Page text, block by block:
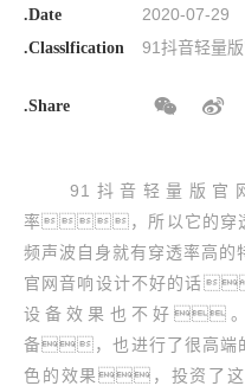
.Date 2020-07-29
.Classlfication 91抖音轻量
.Share
91抖音轻量版官网
率，所以它的穿
频声波自身就有穿透率高
官网音响设计不好的话
设备效果也不好
备，也进行了很高
色的效果，投资了这